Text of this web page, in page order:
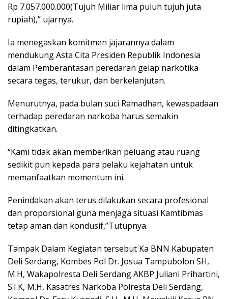
Rp 7.057.000.000(Tujuh Miliar lima puluh tujuh juta
rupiah),” ujarnya.
Ia menegaskan komitmen jajarannya dalam
mendukung Asta Cita Presiden Republik Indonesia
dalam Pemberantasan peredaran gelap narkotika
secara tegas, terukur, dan berkelanjutan.
Menurutnya, pada bulan suci Ramadhan, kewaspadaan
terhadap peredaran narkoba harus semakin
ditingkatkan.
“Kami tidak akan memberikan peluang atau ruang
sedikit pun kepada para pelaku kejahatan untuk
memanfaatkan momentum ini.
Penindakan akan terus dilakukan secara profesional
dan proporsional guna menjaga situasi Kamtibmas
tetap aman dan kondusif,”Tutupnya.
Tampak Dalam Kegiatan tersebut Ka BNN Kabupaten
Deli Serdang, Kombes Pol Dr. Josua Tampubolon SH,
M.H, Wakapolresta Deli Serdang AKBP Juliani Prihartini,
S.I.K, M.H, Kasatres Narkoba Polresta Deli Serdang,